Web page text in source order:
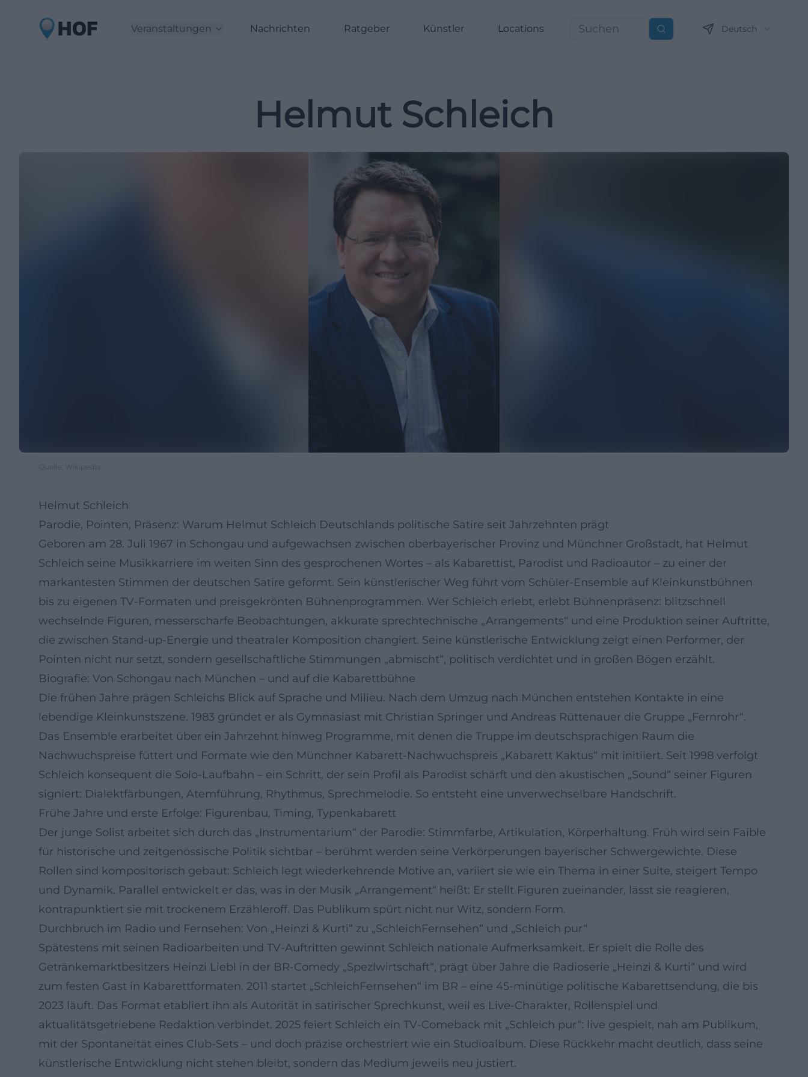
Veranstaltungen Nachrichten Ratgeber Künstler Locations Suchen Deutsch
Helmut Schleich
Quelle: Wikipedia
Helmut Schleich
Parodie, Pointen, Präsenz: Warum Helmut Schleich Deutschlands politische Satire seit Jahrzehnten prägt
Geboren am 28. Juli 1967 in Schongau und aufgewachsen zwischen oberbayerischer Provinz und Münchner Großstadt, hat Helmut
Schleich seine Musikkarriere im weiten Sinn des gesprochenen Wortes – als Kabarettist, Parodist und Radioautor – zu einer der
markantesten Stimmen der deutschen Satire geformt. Sein künstlerischer Weg führt vom Schüler-Ensemble auf Kleinkunstbühnen
bis zu eigenen TV-Formaten und preisgekrönten Bühnenprogrammen. Wer Schleich erlebt, erlebt Bühnenpräsenz: blitzschnell
wechselnde Figuren, messerscharfe Beobachtungen, akkurate sprechtechnische „Arrangements“ und eine Produktion seiner Auftritte,
die zwischen Stand-up-Energie und theatraler Komposition changiert. Seine künstlerische Entwicklung zeigt einen Performer, der
Pointen nicht nur setzt, sondern gesellschaftliche Stimmungen „abmischt“, politisch verdichtet und in großen Bögen erzählt.
Biografie: Von Schongau nach München – und auf die Kabarettbühne
Die frühen Jahre prägen Schleichs Blick auf Sprache und Milieu. Nach dem Umzug nach München entstehen Kontakte in eine
lebendige Kleinkunstszene. 1983 gründet er als Gymnasiast mit Christian Springer und Andreas Rüttenauer die Gruppe „Fernrohr“.
Das Ensemble erarbeitet über ein Jahrzehnt hinweg Programme, mit denen die Truppe im deutschsprachigen Raum die
Nachwuchspreise füttert und Formate wie den Münchner Kabarett-Nachwuchspreis „Kabarett Kaktus“ mit initiiert. Seit 1998 verfolgt
Schleich konsequent die Solo-Laufbahn – ein Schritt, der sein Profil als Parodist schärft und den akustischen „Sound“ seiner Figuren
signiert: Dialektfärbungen, Atemführung, Rhythmus, Sprechmelodie. So entsteht eine unverwechselbare Handschrift.
Frühe Jahre und erste Erfolge: Figurenbau, Timing, Typenkabarett
Der junge Solist arbeitet sich durch das „Instrumentarium“ der Parodie: Stimmfarbe, Artikulation, Körperhaltung. Früh wird sein Faible
für historische und zeitgenössische Politik sichtbar – berühmt werden seine Verkörperungen bayerischer Schwergewichte. Diese
Rollen sind kompositorisch gebaut: Schleich legt wiederkehrende Motive an, variiert sie wie ein Thema in einer Suite, steigert Tempo
und Dynamik. Parallel entwickelt er das, was in der Musik „Arrangement“ heißt: Er stellt Figuren zueinander, lässt sie reagieren,
kontrapunktiert sie mit trockenem Erzähleroff. Das Publikum spürt nicht nur Witz, sondern Form.
Durchbruch im Radio und Fernsehen: Von „Heinzi & Kurti“ zu „SchleichFernsehen“ und „Schleich pur“
Spätestens mit seinen Radioarbeiten und TV-Auftritten gewinnt Schleich nationale Aufmerksamkeit. Er spielt die Rolle des
Getränkemarktbesitzers Heinzi Liebl in der BR-Comedy „Spezlwirtschaft“, prägt über Jahre die Radioserie „Heinzi & Kurti“ und wird
zum festen Gast in Kabarettformaten. 2011 startet „SchleichFernsehen“ im BR – eine 45‑minütige politische Kabarettsendung, die bis
2023 läuft. Das Format etabliert ihn als Autorität in satirischer Sprechkunst, weil es Live-Charakter, Rollenspiel und
aktualitätsgetriebene Redaktion verbindet. 2025 feiert Schleich ein TV-Comeback mit „Schleich pur“: live gespielt, nah am Publikum,
mit der Spontaneität eines Club‑Sets – und doch präzise orchestriert wie ein Studioalbum. Diese Rückkehr macht deutlich, dass seine
künstlerische Entwicklung nicht stehen bleibt, sondern das Medium jeweils neu justiert.